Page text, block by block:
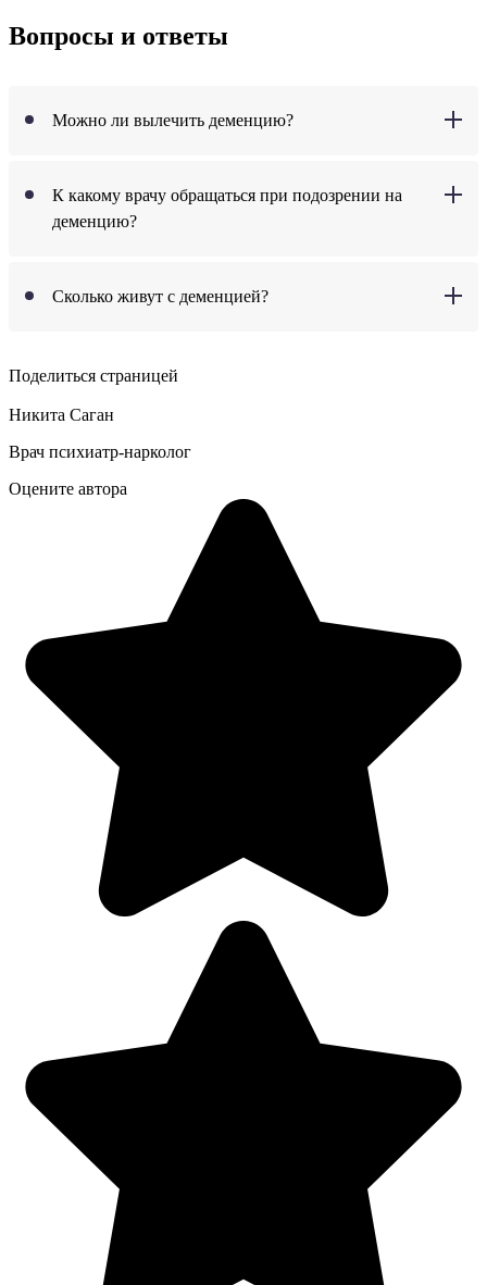
Вопросы и ответы
Можно ли вылечить деменцию?
К какому врачу обращаться при подозрении на
деменцию?
Сколько живут с деменцией?
Поделиться страницей
Никита Саган
Врач психиатр-нарколог
Оцените автора